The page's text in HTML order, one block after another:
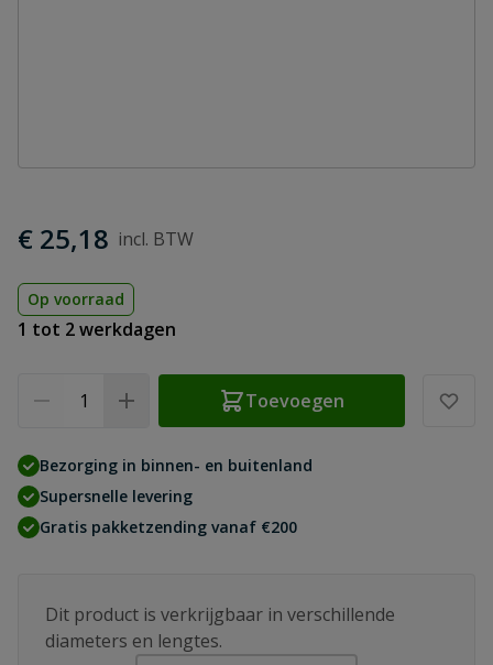
€ 25,18
Op voorraad
1 tot 2 werkdagen
Toevoegen
Bezorging in binnen- en buitenland
Supersnelle levering
Gratis pakketzending vanaf €200
Dit product is verkrijgbaar in verschillende
diameters en lengtes.